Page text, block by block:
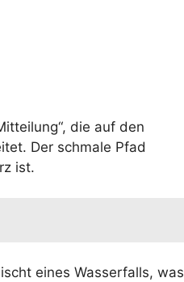
die auf den
Der schmale Pfad
ist.
eines Wasserfalls, was